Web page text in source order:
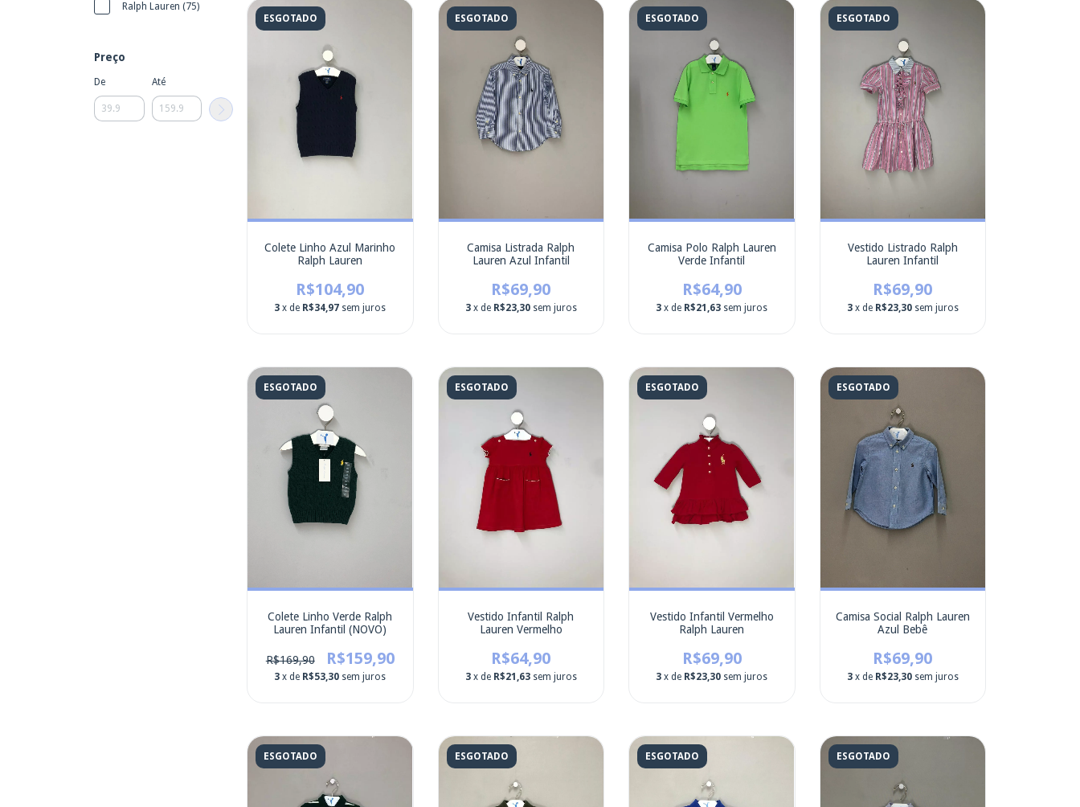
Ralph Lauren (75)
Preço
De Até
ESGOTADO
Colete Linho Azul Marinho
Ralph Lauren
R$104,90
3 x de R$34,97 sem juros
ESGOTADO
Camisa Listrada Ralph
Lauren Azul Infantil
R$69,90
3 x de R$23,30 sem juros
ESGOTADO
Camisa Polo Ralph Lauren
Verde Infantil
R$64,90
3 x de R$21,63 sem juros
ESGOTADO
Vestido Listrado Ralph
Lauren Infantil
R$69,90
3 x de R$23,30 sem juros
ESGOTADO
Colete Linho Verde Ralph
Lauren Infantil (NOVO)
R$169,90 R$159,90
3 x de R$53,30 sem juros
ESGOTADO
Vestido Infantil Ralph
Lauren Vermelho
R$64,90
3 x de R$21,63 sem juros
ESGOTADO
Vestido Infantil Vermelho
Ralph Lauren
R$69,90
3 x de R$23,30 sem juros
ESGOTADO
Camisa Social Ralph Lauren
Azul Bebê
R$69,90
3 x de R$23,30 sem juros
ESGOTADO ESGOTADO ESGOTADO ESGOTADO